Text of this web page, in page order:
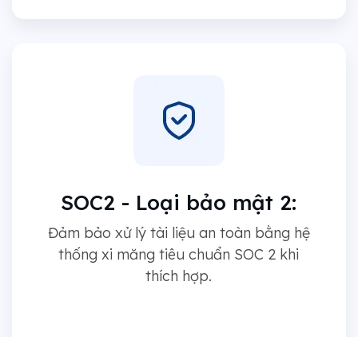
SOC2 - Loại bảo mật 2:
Đảm bảo xử lý tài liệu an toàn bằng hệ
thống xi măng tiêu chuẩn SOC 2 khi
thích hợp.